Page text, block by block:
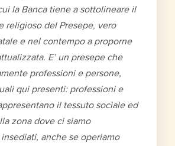
la Banca tiene a sottolineare il
religioso del Presepe, vero
e nel contempo a proporne
E’ un presepe che
professioni e persone,
qui presenti: professioni e
il tessuto sociale ed
zona dove ci siamo
anche se operiamo